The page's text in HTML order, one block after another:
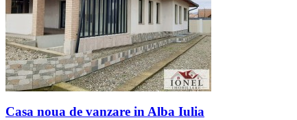
Casa noua de vanzare in Alba Iulia